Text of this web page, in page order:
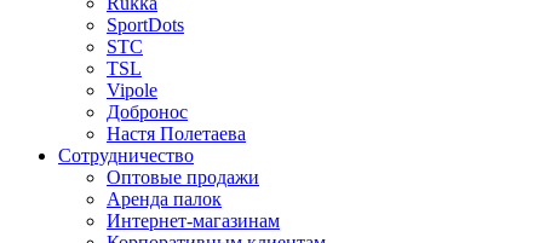
SportDots
STC
TSL
Vipole
Добронос
Настя Полетаева
Сотрудничество
Оптовые продажи
Аренда палок
Интернет-магазинам